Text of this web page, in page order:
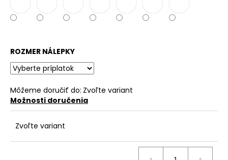
ROZMER NÁLEPKY
Môžeme doručiť do: Zvoľte variant
Možnosti doručenia
Zvoľte variant
O
d
o
r
ú
a
m
e